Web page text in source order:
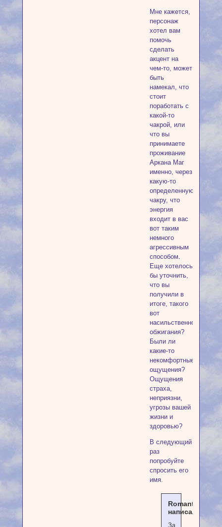
Мне кажется,
персонаж
хотел вам
помочь
сделать
акцент на
чем-то, может
быть
намекал, что
стоит
поработать с
какой-то
чакрой, или
что вы
принимаете
проживание
Аркана Маг
именно, через
какую-то
определенную
чакру, что
энергия
входит в вас
вот таким
немного
агрессивным
способом.
Еще хотелось
бы уточнить,
что вы
получили в
итоге, такого
вот
насильственного
обжигания?
Были ли
какие-то
некомфортные
ощущения?
Ощущения
страха,
неприязни,
угрозы вашей
жизни и
здоровью?
В следующий
раз
попробуйте
спросить его
имя.
Romantika
написал(а):
Затем